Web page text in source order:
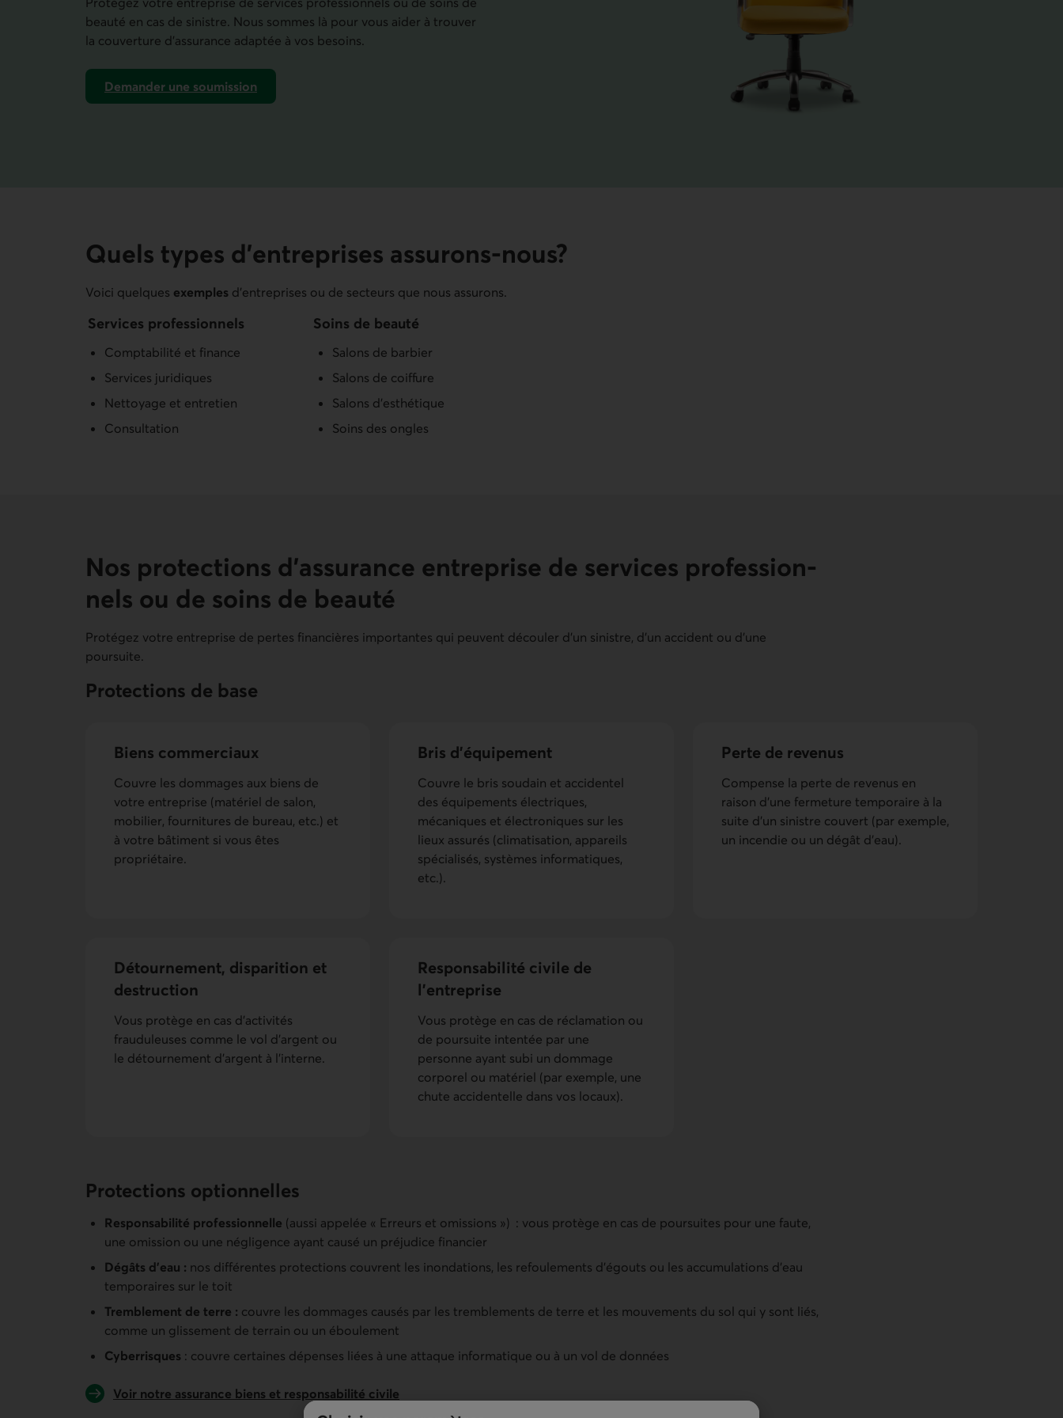
beauté en cas de sinistre. Nous sommes là pour vous aider à trouver
la couverture d’assurance adaptée à vos besoins.
Demander une soumission
d’assurance entreprise.
Quels types d'entreprises assurons-nous?
Voici quelques exemples d'entreprises ou de secteurs que nous assurons.
Services professionnels
Comptabilité et finance
Services juridiques
Nettoyage et entretien
Consultation
Soins de beauté
Salons de barbier
Salons de coiffure
Salons d'esthétique
Soins des ongles
Nos protections d’assurance entreprise de services profession­
nels ou de soins de beauté
Protégez votre entreprise de pertes financières importantes qui peuvent découler d’un sinistre, d’un accident ou d’une
poursuite.
Protections de base
Biens commerciaux
Couvre les dommages aux biens de
votre entreprise (matériel de salon,
mobilier, fournitures de bureau, etc.) et
à votre bâtiment si vous êtes
propriétaire.
Bris d'équipement
Couvre le bris soudain et accidentel
des équipements électriques,
mécaniques et électroniques sur les
lieux assurés (climatisation, appareils
spécialisés, systèmes informatiques,
etc.).
Perte de revenus
Compense la perte de revenus en
raison d’une fermeture temporaire à la
suite d’un sinistre couvert (par exemple,
un incendie ou un dégât d’eau).
Détour­nement, disparition et
destruction
Vous protège en cas d’activités
frauduleuses comme le vol d’argent ou
le détournement d’argent à l’interne.
Responsabili­té civile de
l’entreprise
Vous protège en cas de réclamation ou
de poursuite intentée par une
personne ayant subi un dommage
corporel ou matériel (par exemple, une
chute accidentelle dans vos locaux).
Protections optionnelles
Responsabilité professionnelle (aussi appelée « Erreurs et omissions ») : vous protège en cas de poursuites pour une faute,
une omission ou une négligence ayant causé un préjudice financier
Dégâts d’eau : nos différentes protections couvrent les inondations, les refoulements d’égouts ou les accumulations d’eau
temporaires sur le toit
Tremblement de terre : couvre les dommages causés par les tremblements de terre et les mouvements du sol qui y sont liés,
comme un glissement de terrain ou un éboulement
Cyberrisques : couvre certaines dépenses liées à une attaque informatique ou à un vol de données
Voir notre assurance biens et responsabilité civile